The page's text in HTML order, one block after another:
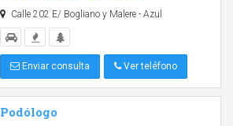
Calle 202 E/ Bogliano y Malere - Azul
Enviar consulta Ver teléfono
Podólogo